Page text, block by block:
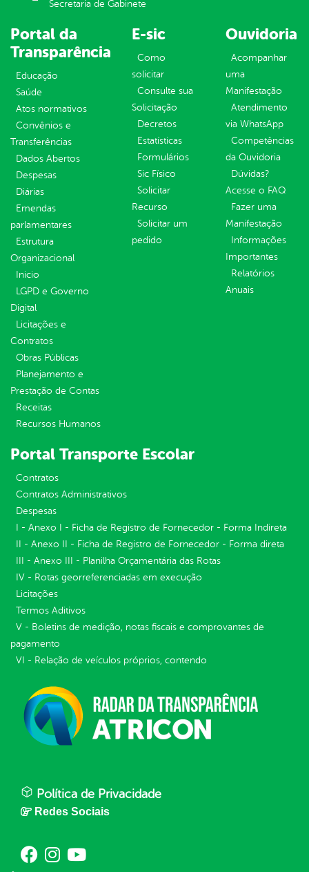
Secretaria de Gabinete
Portal da
Transparência
Educação
Saúde
Atos normativos
Convênios e
Transferências
Dados Abertos
Despesas
Diárias
Emendas
parlamentares
Estrutura
Organizacional
Inicio
LGPD e Governo
Digital
Licitações e
Contratos
Obras Públicas
Planejamento e
Prestação de Contas
Receitas
Recursos Humanos
E-sic
Como
solicitar
Consulte sua
Solicitação
Decretos
Estatísticas
Formulários
Sic Físico
Solicitar
Recurso
Solicitar um
pedido
Ouvidoria
Acompanhar
uma
Manifestação
Atendimento
via WhatsApp
Competências
da Ouvidoria
Dúvidas?
Acesse o FAQ
Fazer uma
Manifestação
Informações
Importantes
Relatórios
Anuais
Portal Transporte Escolar
Contratos
Contratos Administrativos
Despesas
I - Anexo I - Ficha de Registro de Fornecedor - Forma Indireta
II - Anexo II - Ficha de Registro de Fornecedor - Forma direta
III - Anexo III - Planilha Orçamentária das Rotas
IV - Rotas georreferenciadas em execução
Licitações
Termos Aditivos
V - Boletins de medição, notas fiscais e comprovantes de
pagamento
VI - Relação de veículos próprios, contendo
Política de Privacidade
Redes Sociais